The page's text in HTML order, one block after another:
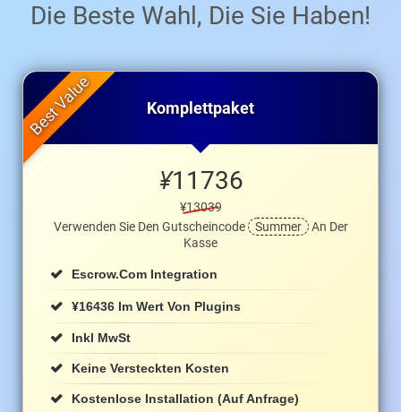
Die Beste Wahl, Die Sie Haben!
Komplettpaket
¥11736
¥13039
Verwenden Sie Den Gutscheincode
Summer An Der
Kasse
Escrow.com Integration
¥16436 Im Wert Von Plugins
Inkl MwSt
Keine Versteckten Kosten
Kostenlose Installation (auf Anfrage)